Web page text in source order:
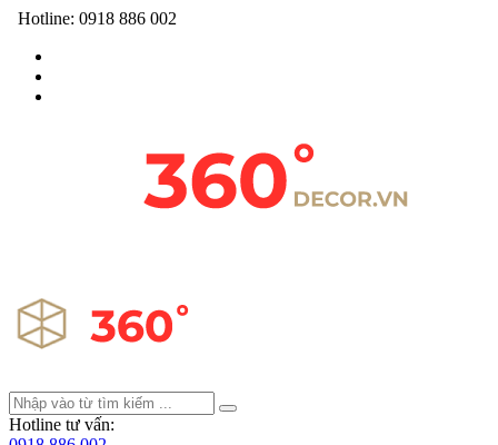
Hotline: 0918 886 002
Hotline tư vấn: